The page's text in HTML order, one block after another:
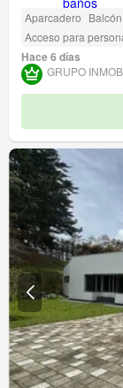
Aparcadero Balcón
Acceso para
Hace 6 días
GRUPO